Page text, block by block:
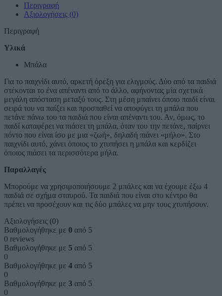
Περιγραφή
Αξιολογήσεις (0)
Περιγραφή
Υλικά
Μπάλα
Για το παιχνίδι αυτό, αρκετή όρεξη για ελιγμούς. Δύο από τα παιδιά
στέκονται το ένα απέναντι από το άλλο, αφήνοντας μία σχετικά
μεγάλη απόσταση μεταξύ τους. Στη μέση μπαίνει όποιο παιδί είναι
σειρά του να παίξει και προσπαθεί να αποφύγει τη μπάλα που
πετάνε πάνω του τα παιδιά που είναι απέναντι του. Αν, όμως, το
παιδί καταφέρει να πιάσει τη μπάλα, όταν του την πετάνε, παίρνει
πόντο που είναι ίσο με μια «ζωή», δηλαδή πιάνει «μήλο». Στο
παιχνίδι αυτό, χάνει όποιος το χτυπήσει η μπάλα και κερδίζει
όποιος πιάσει τα περισσότερα μήλα.
Παραλλαγές
Μπορούμε να χρησιμοποιήσουμε 2 μπάλες και να έχουμε έξω 4
παιδιά σε σχήμα σταυρού. Τα παιδιά που είναι στο κέντρο θα
πρέπει να προσέχουν και τις δύο μπάλες να μην τους χτυπήσουν.
Αξιολογήσεις (0)
Βαθμολογήθηκε με 0 από 5
0 reviews
Βαθμολογήθηκε με 5 από 5
0
Βαθμολογήθηκε με 4 από 5
0
Βαθμολογήθηκε με 3 από 5
0